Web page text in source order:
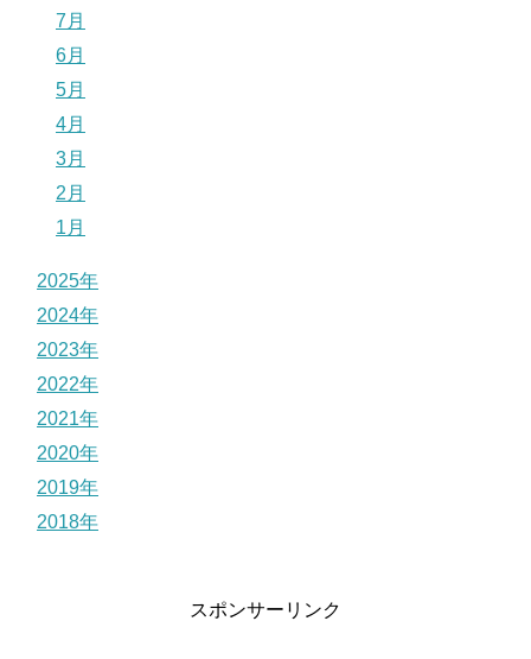
7月
6月
5月
4月
3月
2月
1月
2025年
2024年
2023年
2022年
2021年
2020年
2019年
2018年
スポンサーリンク